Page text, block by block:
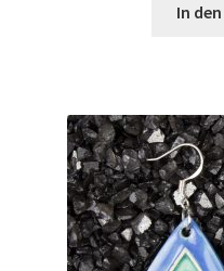
In